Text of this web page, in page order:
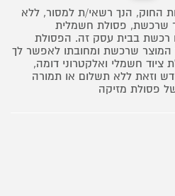
החוק, הנך רשאי/ת למסור, ללא
שרכשת, פסולת חשמלית
רכשת בבית עסק זה. הפסולת
שרכשת ומחובתו לאפשר לך
חשמלי ואלקטרוני דומה,
וזאת ללא תשלום או תמורה
פסולת מזיקה